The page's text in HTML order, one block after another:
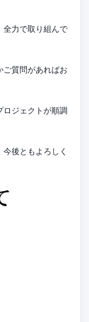
全力で取り組んで
ご質問があればお
ロジェクトが順調
後ともよろしく